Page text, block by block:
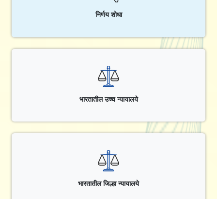
निर्णय शोधा
भारतातील उच्च न्यायालये
भारतातील जिल्हा न्यायालये